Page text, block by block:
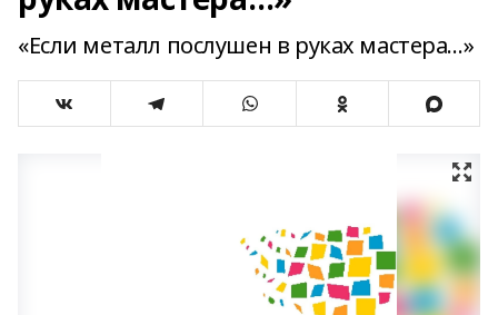
«Если металл послушен в руках мастера…»